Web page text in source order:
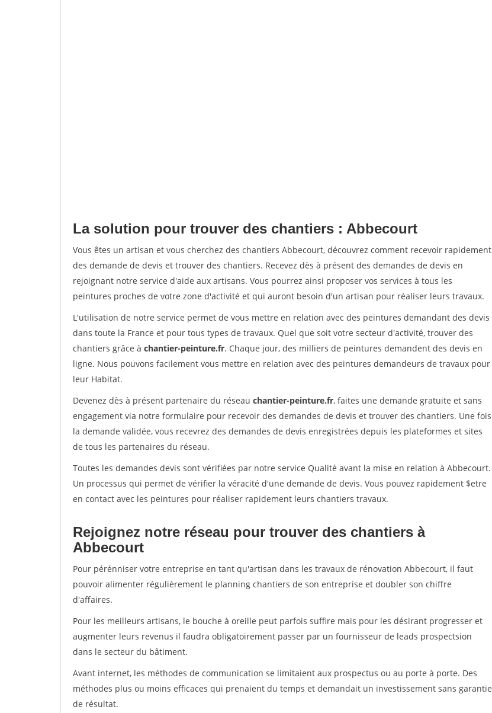
La solution pour trouver des chantiers : Abbecourt
Vous êtes un artisan et vous cherchez des chantiers Abbecourt, découvrez comment recevoir rapidement
des demande de devis et trouver des chantiers. Recevez dès à présent des demandes de devis en
rejoignant notre service d'aide aux artisans. Vous pourrez ainsi proposer vos services à tous les
peintures proches de votre zone d'activité et qui auront besoin d'un artisan pour réaliser leurs travaux.
L'utilisation de notre service permet de vous mettre en relation avec des peintures demandant des devis
dans toute la France et pour tous types de travaux. Quel que soit votre secteur d'activité, trouver des
chantiers grâce à chantier-peinture.fr. Chaque jour, des milliers de peintures demandent des devis en
ligne. Nous pouvons facilement vous mettre en relation avec des peintures demandeurs de travaux pour
leur Habitat.
Devenez dès à présent partenaire du réseau chantier-peinture.fr, faites une demande gratuite et sans
engagement via notre formulaire pour recevoir des demandes de devis et trouver des chantiers. Une fois
la demande validée, vous recevrez des demandes de devis enregistrées depuis les plateformes et sites
de tous les partenaires du réseau.
Toutes les demandes devis sont vérifiées par notre service Qualité avant la mise en relation à Abbecourt.
Un processus qui permet de vérifier la véracité d'une demande de devis. Vous pouvez rapidement $etre
en contact avec les peintures pour réaliser rapidement leurs chantiers travaux.
Rejoignez notre réseau pour trouver des chantiers à
Abbecourt
Pour pérénniser votre entreprise en tant qu'artisan dans les travaux de rénovation Abbecourt, il faut
pouvoir alimenter régulièrement le planning chantiers de son entreprise et doubler son chiffre
d'affaires.
Pour les meilleurs artisans, le bouche à oreille peut parfois suffire mais pour les désirant progresser et
augmenter leurs revenus il faudra obligatoirement passer par un fournisseur de leads prospectsion
dans le secteur du bâtiment.
Avant internet, les méthodes de communication se limitaient aux prospectus ou au porte à porte. Des
méthodes plus ou moins efficaces qui prenaient du temps et demandait un investissement sans garantie
de résultat.